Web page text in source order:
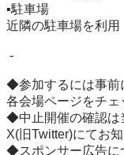
▪️駐車場
近隣の駐車場を利用
◆参加するには事前
各会場ページをチェ
◆中止開催の確認は
X(旧Twitter)にてお
◆スポンサー広告に